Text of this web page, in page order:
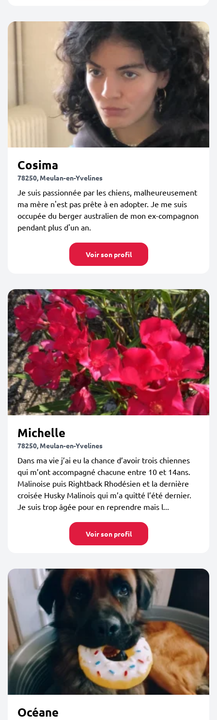
Cosima
78250, Meulan-en-Yvelines
Je suis passionnée par les chiens, malheureusement
ma mère n'est pas prête à en adopter. Je me suis
occupée du berger australien de mon ex-compagnon
pendant plus d'un an.
Voir son profil
Michelle
78250, Meulan-en-Yvelines
Dans ma vie j’ai eu la chance d’avoir trois chiennes
qui m’ont accompagné chacune entre 10 et 14ans.
Malinoise puis Rightback Rhodésien et la dernière
croisée Husky Malinois qui m’a quitté l’été dernier.
Je suis trop âgée pour en reprendre mais l...
Voir son profil
Océane